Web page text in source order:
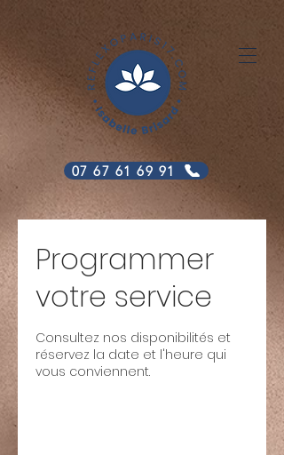
07 67 61 69 91
Programmer
votre service
Consultez nos disponibilités et
réservez la date et l'heure qui
vous conviennent.